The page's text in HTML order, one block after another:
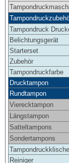
Tampondruck
Belichtungsgerät
Starterset
Zubehör
Tampondruckfarbe
Drucktampon
Rundtampon
Vierecktampon
Längstampon
Satteltampons
Sondertampons
Reiniger